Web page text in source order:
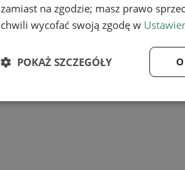
zamiast na zgodzie; masz prawo
chwili wycofać swoją zgodę w
POKAŻ SZCZEGÓŁY
Niezbędne